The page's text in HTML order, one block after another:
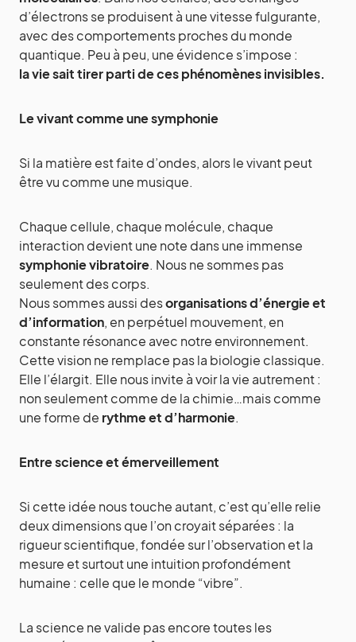
d’électrons se produisent à une vitesse fulgurante,
avec des comportements proches du monde
quantique. Peu à peu, une évidence s’impose :
la vie sait tirer parti de ces phénomènes invisibles.
Le vivant comme une symphonie
Si la matière est faite d’ondes, alors le vivant peut
être vu comme une musique.
Chaque cellule, chaque molécule, chaque
interaction devient une note dans une immense
symphonie vibratoire. Nous ne sommes pas
seulement des corps.
Nous sommes aussi desorganisations d’énergie et
d’information, en perpétuel mouvement, en
constante résonance avec notre environnement.
Cette vision ne remplace pas la biologie classique.
Elle l’élargit. Elle nous invite à voir la vie autrement :
non seulement comme de la chimie…mais comme
une forme de rythme et d’harmonie.
Entre science et émerveillement
Si cette idée nous touche autant, c’est qu’elle relie
deux dimensions que l’on croyait séparées : la
rigueur scientifique, fondée sur l’observation et la
mesure et surtout une intuition profondément
humaine : celle que le monde “vibre”.
La science ne valide pas encore toutes les